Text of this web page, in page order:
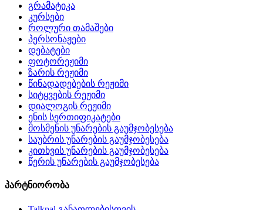
გრამატიკა
კურსები
როლური თამაშები
პერსონაჟები
დებატები
ფოტორეჟიმი
ზარის რეჟიმი
წინადადებების რეჟიმი
სიტყვების რეჟიმი
დიალოგის რეჟიმი
ენის სერთიფიკატები
მოსმენის უნარების გაუმჯობესება
საუბრის უნარების გაუმჯობესება
კითხვის უნარების გაუმჯობესება
წერის უნარების გაუმჯობესება
პარტნიორობა